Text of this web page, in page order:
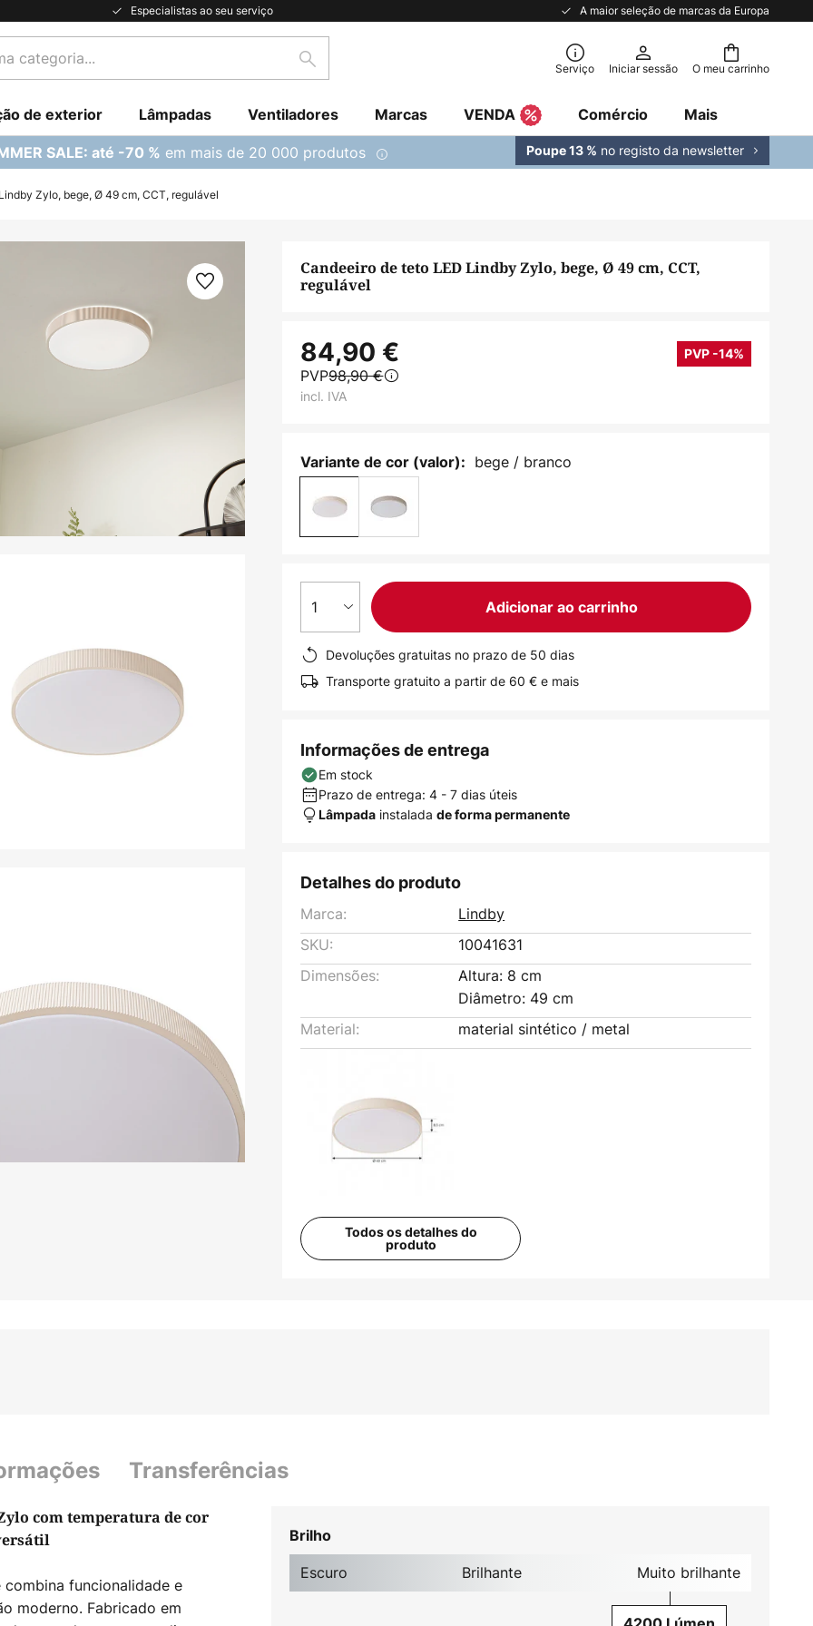
Especialistas ao seu serviço A maior seleção de marcas da Europa
O meu carrinho
Pesquisar Serviço Iniciar sessão
de exterior Lâmpadas Ventiladores Marcas VENDA Comércio Mais
SALE: até -70 % em mais de 20 000 produtos Poupe 13 % no registo da newsletter
Zylo, bege, Ø 49 cm, CCT, regulável
Candeeiro de teto LED Lindby Zylo, bege, Ø 49 cm, CCT,
regulável
84,90 € PVP -14%
PVP98,90 €
incl. IVA
Variante de cor (valor): bege / branco
1 Adicionar ao carrinho
Devoluções gratuitas no prazo de 50 dias
Transporte gratuito a partir de 60 € e mais
Informações de entrega
Em stock
Prazo de entrega: 4 - 7 dias úteis
Lâmpada instaladade forma permanente
Detalhes do produto
Marca:
Lindby
SKU:
10041631
Dimensões:
Altura: 8 cm
Diâmetro: 49 cm
Material:
material sintético / metal
Todos os detalhes do
produto
Transferências
com temperatura de cor
funcionalidade e
moderno. Fabricado em
Brilho
Escuro Brilhante Muito brilhante